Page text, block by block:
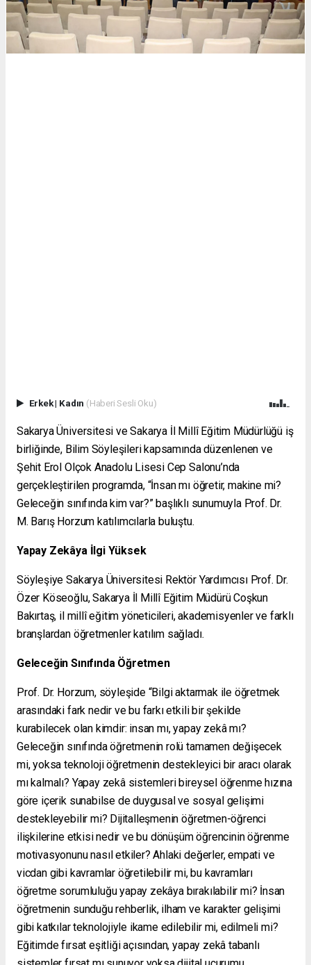
Erkek| Kadın (Haberi Sesli Oku)
Sakarya Üniversitesi ve Sakarya İl Millî Eğitim Müdürlüğü iş
birliğinde, Bilim Söyleşileri kapsamında düzenlenen ve
Şehit Erol Olçok Anadolu Lisesi Cep Salonu’nda
gerçekleştirilen programda, “İnsan mı öğretir, makine mi?
Geleceğin sınıfında kim var?” başlıklı sunumuyla Prof. Dr.
M. Barış Horzum katılımcılarla buluştu.
Yapay Zekâya İlgi Yüksek
Söyleşiye Sakarya Üniversitesi Rektör Yardımcısı Prof. Dr.
Özer Köseoğlu, Sakarya İl Millî Eğitim Müdürü Coşkun
Bakırtaş, il millî eğitim yöneticileri, akademisyenler ve farklı
branşlardan öğretmenler katılım sağladı.
Geleceğin Sınıfında Öğretmen
Prof. Dr. Horzum, söyleşide “Bilgi aktarmak ile öğretmek
arasındaki fark nedir ve bu farkı etkili bir şekilde
kurabilecek olan kimdir: insan mı, yapay zekâ mı?
Geleceğin sınıfında öğretmenin rolü tamamen değişecek
mi, yoksa teknoloji öğretmenin destekleyici bir aracı olarak
mı kalmalı? Yapay zekâ sistemleri bireysel öğrenme hızına
göre içerik sunabilse de duygusal ve sosyal gelişimi
destekleyebilir mi? Dijitalleşmenin öğretmen-öğrenci
ilişkilerine etkisi nedir ve bu dönüşüm öğrencinin öğrenme
motivasyonunu nasıl etkiler? Ahlaki değerler, empati ve
vicdan gibi kavramlar öğretilebilir mi, bu kavramları
öğretme sorumluluğu yapay zekâya bırakılabilir mi? İnsan
öğretmenin sunduğu rehberlik, ilham ve karakter gelişimi
gibi katkılar teknolojiyle ikame edilebilir mi, edilmeli mi?
Eğitimde fırsat eşitliği açısından, yapay zekâ tabanlı